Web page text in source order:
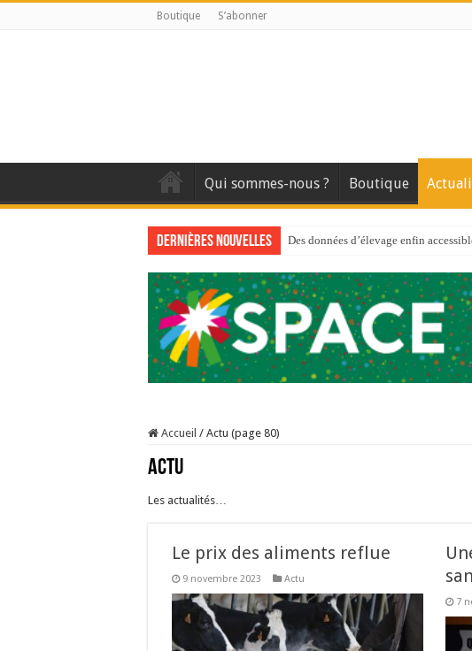
Boutique S’abonner
Qui sommes-nous ? Boutique
Dernières nouvelles Des données d’élevage enfin
Au sommaire du premier numéro de
Au sommaire de GTM 110
Aidez-nous à améliorer la santé de
Au sommaire de GTM 91
Accueil / Actu (page 80)
Actu
Les actualités…
Le prix des aliments reflue
9 novembre 2023 Actu
7